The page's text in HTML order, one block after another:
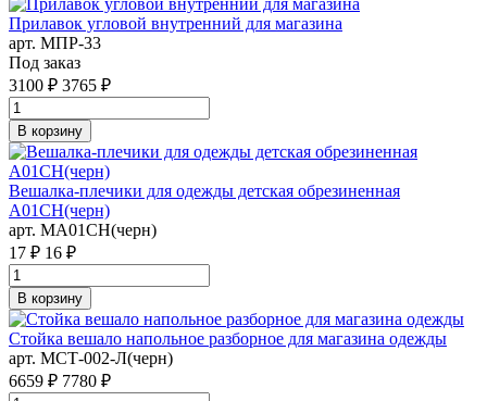
Прилавок угловой внутренний для магазина
арт. MПР-33
Под заказ
3100 ₽ 3765 ₽
В корзину
Вешалка-плечики для одежды детская обрезиненная
A01CH(черн)
арт. MA01CH(черн)
17 ₽ 16 ₽
В корзину
Стойка вешало напольное разборное для магазина одежды
арт. MСТ-002-Л(черн)
6659 ₽ 7780 ₽